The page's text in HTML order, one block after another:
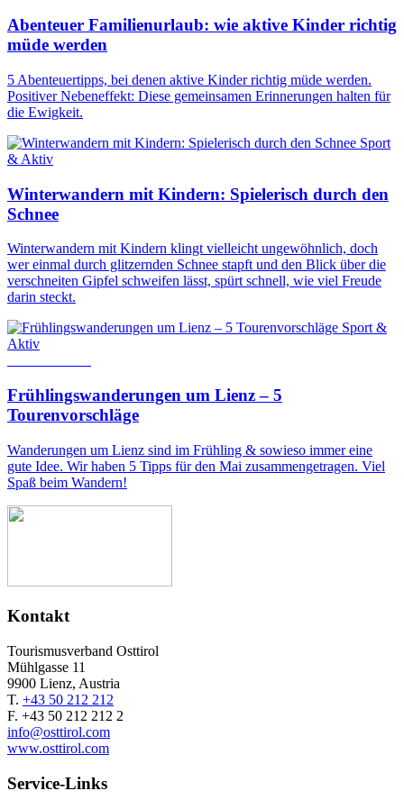
Abenteuer Familienurlaub: wie aktive Kinder richtig
müde werden
5 Abenteuertipps, bei denen aktive Kinder richtig müde werden.
Positiver Nebeneffekt: Diese gemeinsamen Erinnerungen halten für
die Ewigkeit.
Sport
& Aktiv
Winterwandern mit Kindern: Spielerisch durch den
Schnee
Winterwandern mit Kindern klingt vielleicht ungewöhnlich, doch
wer einmal durch glitzernden Schnee stapft und den Blick über die
verschneiten Gipfel schweifen lässt, spürt schnell, wie viel Freude
darin steckt.
Sport &
Aktiv
Frühlingswanderungen um Lienz – 5
Tourenvorschläge
Wanderungen um Lienz sind im Frühling & sowieso immer eine
gute Idee. Wir haben 5 Tipps für den Mai zusammengetragen. Viel
Spaß beim Wandern!
Kontakt
Tourismusverband Osttirol
Mühlgasse 11
9900 Lienz, Austria
T. +43 50 212 212
F. +43 50 212 212 2
info@osttirol.com
www.osttirol.com
Service-Links